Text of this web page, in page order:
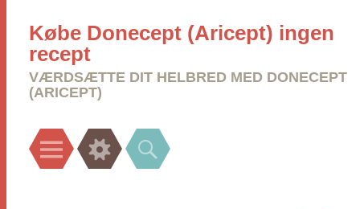
Købe Donecept (Aricept) ingen
recept
VÆRDSÆTTE DIT HELBRED MED DONECEPT
(ARICEPT)
Menu Widgets Search